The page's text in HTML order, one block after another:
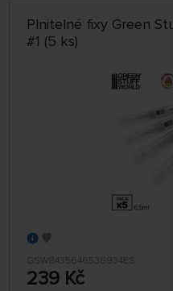
Plnitelné fixy Green
#1 (5 ks)
GSW8435646536934ES
239 Kč